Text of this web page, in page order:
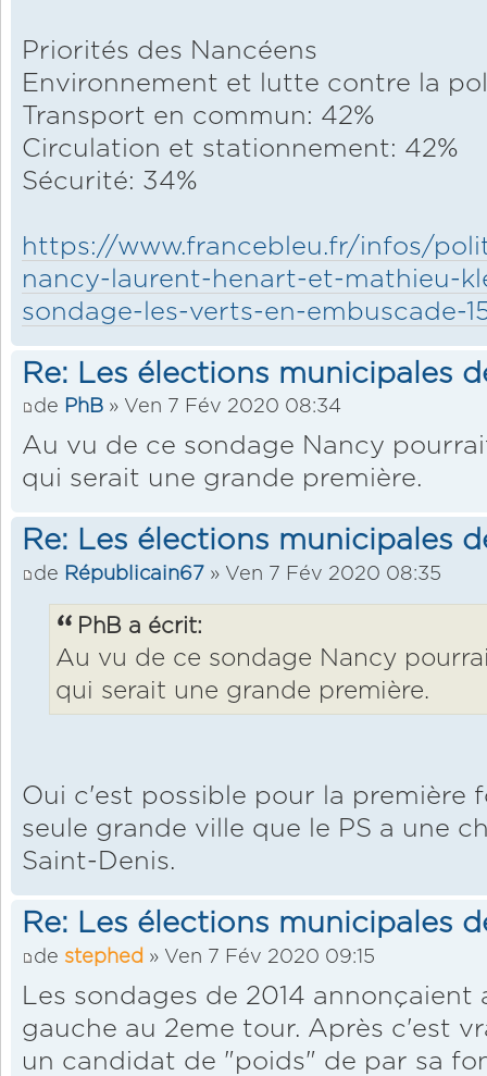
Priorités des Nancéens
Environnement et lutte contre la
Transport en commun: 42%
Circulation et stationnement: 42%
Sécurité: 34%
https://www.francebleu.fr/infos/
nancy-laurent-henart-et-mathieu-
sondage-les-verts-en-embuscade-
Re: Les élections municipales
de PhB » Ven 7 Fév 2020 08:34
Au vu de ce sondage Nancy
qui serait une grande première.
Re: Les élections municipales
de Républicain67 » Ven 7 Fév 2020 08:35
PhB a écrit:
Au vu de ce sondage Nancy
qui serait une grande première.
Oui c'est possible pour la première
seule grande ville que le PS a une
Saint-Denis.
Re: Les élections municipales
de stephed » Ven 7 Fév 2020 09:15
Les sondages de 2014
gauche au 2eme tour. Après c'est
un candidat de "poids" de par sa